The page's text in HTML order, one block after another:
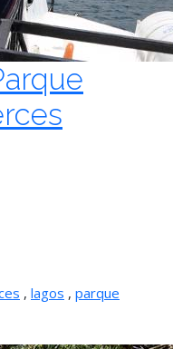
, lagos , parque